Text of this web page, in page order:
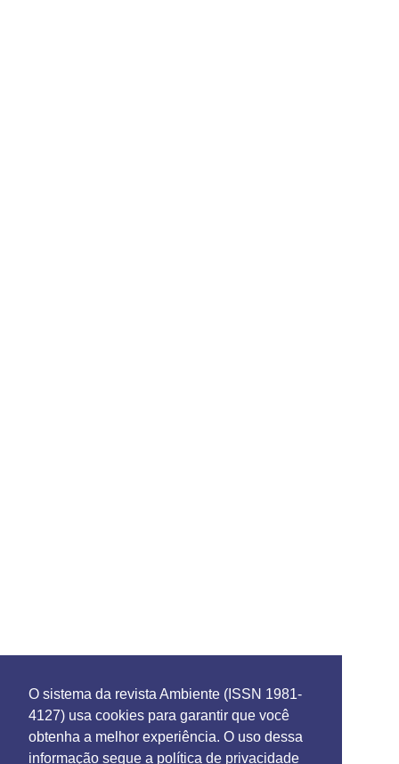
O sistema da revista Ambiente (ISSN 1981-
4127) usa cookies para garantir que você
obtenha a melhor experiência. O uso dessa
informação segue a política de privacidade